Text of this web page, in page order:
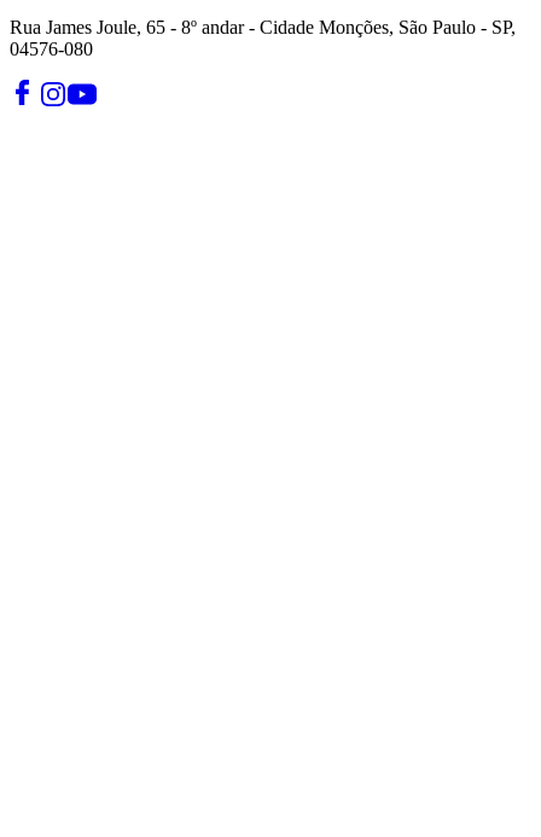
Rua James Joule, 65 - 8º andar - Cidade Monções, São Paulo - SP,
04576-080